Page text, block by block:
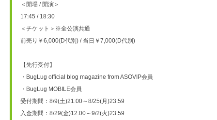
＜開場 / 開演＞
17:45 / 18:30
＜チケット＞※全公演共通
前売り￥6,000(D代別) / 当日￥7,000(D代別)
【先行受付】
・BugLug official blog magazine from ASOVIP会員
・BugLug MOBILE会員
受付期間：8/9(土)21:00～8/25(月)23:59
入金期間：8/29(金)12:00～9/2(火)23:59